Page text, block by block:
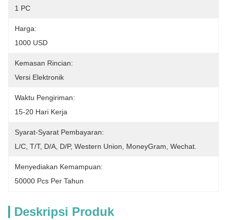
1 PC
Harga:
1000 USD
Kemasan Rincian:
Versi Elektronik
Waktu Pengiriman:
15-20 Hari Kerja
Syarat-Syarat Pembayaran:
L/C, T/T, D/A, D/P, Western Union, MoneyGram, Wechat.
Menyediakan Kemampuan:
50000 Pcs Per Tahun
Deskripsi Produk